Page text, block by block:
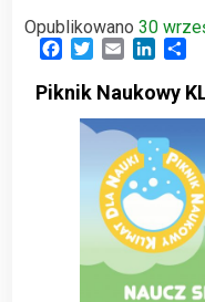
Opublikowano 30
Facebook
TwitterEmail
Piknik Naukowy